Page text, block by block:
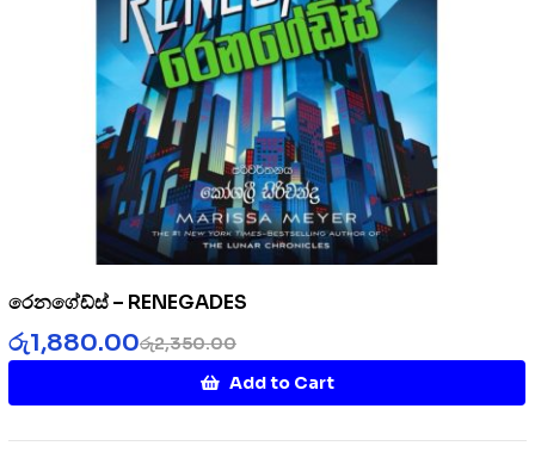
රෙනගේඩ්ස් – RENEGADES
රු2,350.00
රු1,880.00
Add to Cart